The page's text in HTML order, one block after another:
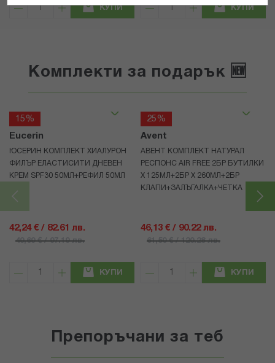
КУПИ КУПИ
Комплекти за подарък 🆕
15%
Eucerin
ЮСЕРИН КОМПЛЕКТ ХИАЛУРОН
ФИЛЪР ЕЛАСТИСИТИ ДНЕВЕН
КРЕМ SPF30 50МЛ+РЕФИЛ 50МЛ
42,24 € / 82.61 лв.
49,69 € / 97.19 лв.
КУПИ
25%
Avent
АВЕНТ КОМПЛЕКТ НАТУРАЛ
РЕСПОНС AIR FREE 2БР БУТИЛКИ
Х 125МЛ+2БР Х 260МЛ+2БР
КЛАПИ+ЗАЛЪГАЛКА+ЧЕТКА
46,13 € / 90.22 лв.
61,50 € / 120.28 лв.
КУПИ
Препоръчани за теб